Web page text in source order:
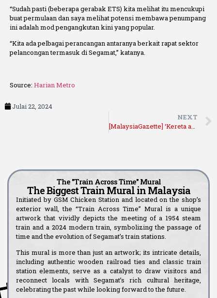
“Sudah pasti (beberapa gerabak ETS) kita melihat itu mencukupi
buat permulaan dan saya melihat potensi membawa penumpang
ini adalah mod pengangkutan kini yang popular.
“Kita ada pelbagai perancangan antaranya berkait rapat sektor
pelancongan termasuk di Segamat,” katanya.
Source: Harian Metro
Julai 22, 2024
NEXT
[MalaysiaGazette] ‘Kereta api merentasi zaman’ diiktiraf mural ‘Kereta api terbesar di Malaysia”
The "Train Across Time" Mural
The Biggest Train Mural in Malaysia
Initiated by GSM Chicken Station and located on the shop’s
exterior wall, the “Train Across Time” Mural is a unique
artwork that vividly depicts the meeting of a 1954 steam
train and a 2024 modern train, symbolizing the passage of
time and the evolution of Segamat’s train stations.
This mural is more than just an artwork; its intricate details,
including authentic wooden railroad ties and classic train
station elements, serve as a catalyst to draw visitors and
reconnect locals with Segamat’s rich cultural heritage,
celebrating the past while looking forward to the future.